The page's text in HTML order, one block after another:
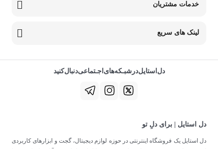
خدمات مشتریان
لینک های سریع
دل‌استایل‌در‌‌شبـکه‌های‌اجـتماعی‌دنبال‌کنید
دل استایل | برای دلِ تو
دل استایل یک فروشگاه اینترنتی در حوزه لوازم دیجیتال، گجت و ابزارهای کاربردی